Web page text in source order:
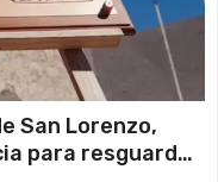
San Lorenzo,
para resguardar